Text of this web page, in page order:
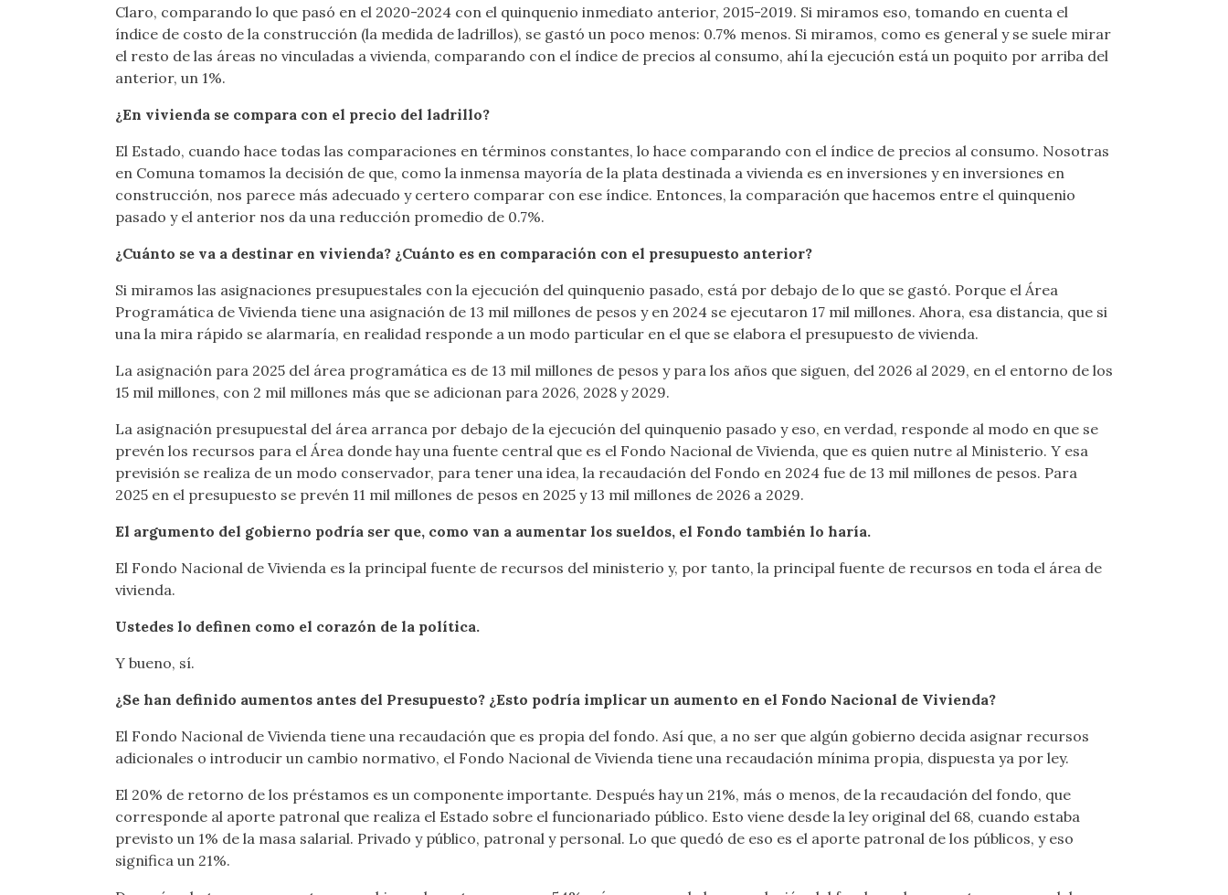
Claro, comparando lo que pasó en el 2020-2024 con el quinquenio inmediato anterior, 2015-2019. Si miramos eso, tomando en cuenta el
índice de costo de la construcción (la medida de ladrillos), se gastó un poco menos: 0.7% menos. Si miramos, como es general y se suele mirar
el resto de las áreas no vinculadas a vivienda, comparando con el índice de precios al consumo, ahí la ejecución está un poquito por arriba del
anterior, un 1%.
¿En vivienda se compara con el precio del ladrillo?
El Estado, cuando hace todas las comparaciones en términos constantes, lo hace comparando con el índice de precios al consumo. Nosotras
en Comuna tomamos la decisión de que, como la inmensa mayoría de la plata destinada a vivienda es en inversiones y en inversiones en
construcción, nos parece más adecuado y certero comparar con ese índice. Entonces, la comparación que hacemos entre el quinquenio
pasado y el anterior nos da una reducción promedio de 0.7%.
¿Cuánto se va a destinar en vivienda? ¿Cuánto es en comparación con el presupuesto anterior?
Si miramos las asignaciones presupuestales con la ejecución del quinquenio pasado, está por debajo de lo que se gastó. Porque el Área
Programática de Vivienda tiene una asignación de 13 mil millones de pesos y en 2024 se ejecutaron 17 mil millones. Ahora, esa distancia, que si
una la mira rápido se alarmaría, en realidad responde a un modo particular en el que se elabora el presupuesto de vivienda.
La asignación para 2025 del área programática es de 13 mil millones de pesos y para los años que siguen, del 2026 al 2029, en el entorno de los
15 mil millones, con 2 mil millones más que se adicionan para 2026, 2028 y 2029.
La asignación presupuestal del área arranca por debajo de la ejecución del quinquenio pasado y eso, en verdad, responde al modo en que se
prevén los recursos para el Área donde hay una fuente central que es el Fondo Nacional de Vivienda, que es quien nutre al Ministerio. Y esa
previsión se realiza de un modo conservador, para tener una idea, la recaudación del Fondo en 2024 fue de 13 mil millones de pesos. Para
2025 en el presupuesto se prevén 11 mil millones de pesos en 2025 y 13 mil millones de 2026 a 2029.
El argumento del gobierno podría ser que, como van a aumentar los sueldos, el Fondo también lo haría.
El Fondo Nacional de Vivienda es la principal fuente de recursos del ministerio y, por tanto, la principal fuente de recursos en toda el área de
vivienda.
Ustedes lo definen como el corazón de la política.
Y bueno, sí.
¿Se han definido aumentos antes del Presupuesto? ¿Esto podría implicar un aumento en el Fondo Nacional de Vivienda?
El Fondo Nacional de Vivienda tiene una recaudación que es propia del fondo. Así que, a no ser que algún gobierno decida asignar recursos
adicionales o introducir un cambio normativo, el Fondo Nacional de Vivienda tiene una recaudación mínima propia, dispuesta ya por ley.
El 20% de retorno de los préstamos es un componente importante. Después hay un 21%, más o menos, de la recaudación del fondo, que
corresponde al aporte patronal que realiza el Estado sobre el funcionariado público. Esto viene desde la ley original del 68, cuando estaba
previsto un 1% de la masa salarial. Privado y público, patronal y personal. Lo que quedó de eso es el aporte patronal de los públicos, y eso
significa un 21%.